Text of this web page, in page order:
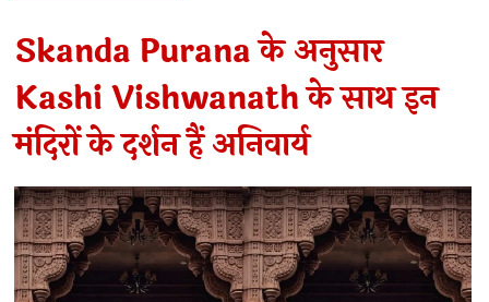
Skanda Purana के अनुसार
Kashi Vishwanath के साथ इन
मंदिरों के दर्शन हैं अनिवार्य